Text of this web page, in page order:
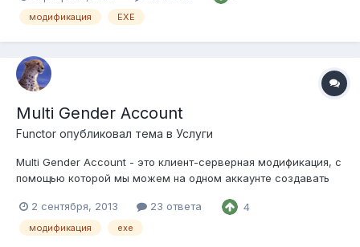
показателя SP сопартийца. Цена модификации - 75$
модификация EXE
Multi Gender Account
Functor опубликовал тема в Услуги
Multi Gender Account - это клиент-серверная модификация, с
помощью которой мы можем на одном аккаунте создавать
При заказе Multi Gender Account для EXE, под который я
ранее не адаптировал модификацию, к 85$ добавляется еще
2 сентября, 2013 23 ответа 4
модификация exe